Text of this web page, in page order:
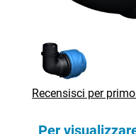
Recensisci per
Per